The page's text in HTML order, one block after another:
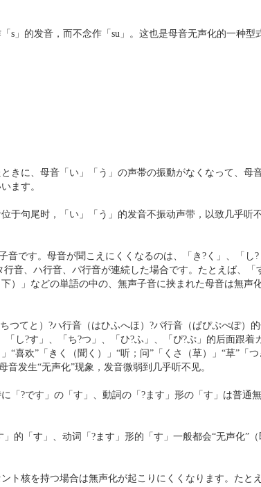
的发音，而不念作「su」。这也是母音无声化的一种型
に、母音「い」「う」の声帯の振動がなくなって、母
ます。
句尾时，「い」「う」的发音不振动声带，以致几乎听
です。母音が聞こえにくくなるのは、「き?く」、「し?
音、ハ行音、パ行音が連続した場合です。たとえば、「
）」などの単語の中の、無声子音に挟まれた母音は無声
てと）?ハ行音（はひふへほ）?パ行音（ぱぴぷぺぽ）
し?す」、「ち?つ」、「ひ?ふ」、「ぴ?ぷ」的后面跟着
喜欢”「きく（聞く）」“听；问”「くさ（草）」“草”「つ
音发生“无声化”现象，发音微弱到几乎听不见。
?です」の「す」、動詞の「?ます」形の「す」は普通
「す」、动词「?ます」形的「す」一般都会“无声化”（
核を持つ場合は無声化が起こりにくくなります。たとえ